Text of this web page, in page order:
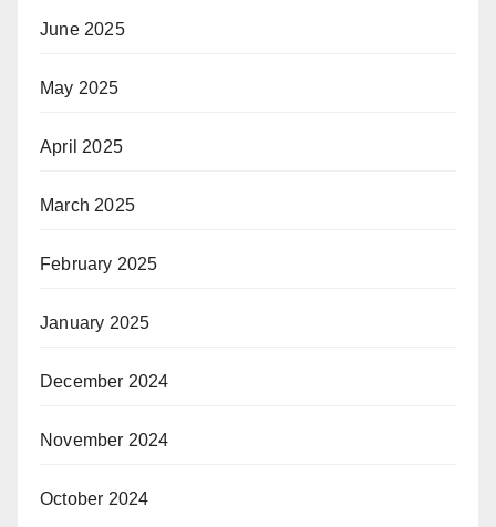
June 2025
May 2025
April 2025
March 2025
February 2025
January 2025
December 2024
November 2024
October 2024